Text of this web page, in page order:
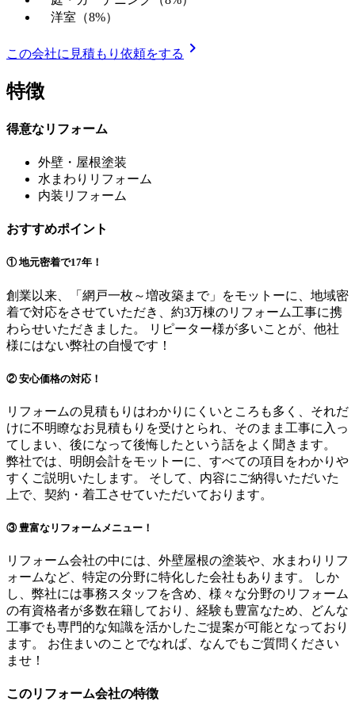
洋室（8%）
この会社に見積もり依頼をする chevron_right
特徴
得意なリフォーム
外壁・屋根塗装
水まわりリフォーム
内装リフォーム
おすすめポイント
① 地元密着で17年！
創業以来、「網戸一枚～増改築まで」をモットーに、地域密
着で対応をさせていただき、約3万棟のリフォーム工事に携
わらせいただきました。 リピーター様が多いことが、他社
様にはない弊社の自慢です！
② 安心価格の対応！
リフォームの見積もりはわかりにくいところも多く、それだ
けに不明瞭なお見積もりを受けとられ、そのまま工事に入っ
てしまい、後になって後悔したという話をよく聞きます。
弊社では、明朗会計をモットーに、すべての項目をわかりや
すくご説明いたします。 そして、内容にご納得いただいた
上で、契約・着工させていただいております。
③ 豊富なリフォームメニュー！
リフォーム会社の中には、外壁屋根の塗装や、水まわりリフ
ォームなど、特定の分野に特化した会社もあります。 しか
し、弊社には事務スタッフを含め、様々な分野のリフォーム
の有資格者が多数在籍しており、経験も豊富なため、どんな
工事でも専門的な知識を活かしたご提案が可能となっており
ます。 お住まいのことでなれば、なんでもご質問ください
ませ！
このリフォーム会社の特徴